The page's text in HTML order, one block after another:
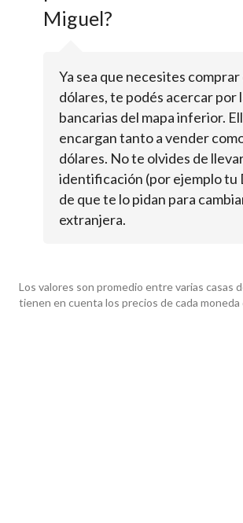
Miguel?
Ya sea que necesites
dólares, te podés acercar por
bancarias del mapa inferior.
encargan tanto a vender
dólares. No te olvides de
identificación (por ejemplo tu
de que te lo pidan para
extranjera.
Los valores son promedio entre varias casas
tienen en cuenta los precios de cada moneda